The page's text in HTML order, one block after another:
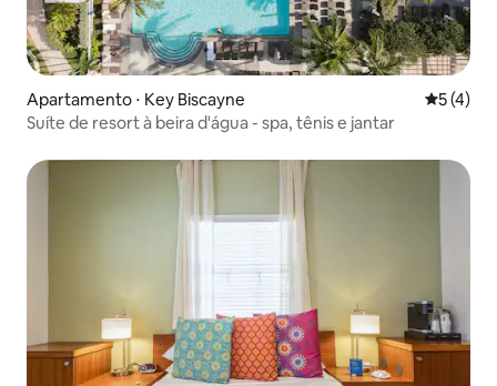
Apartamento ⋅ Key Biscayne 5 de
5 (4)
Suíte de resort à beira d'água - spa, tênis e jantar